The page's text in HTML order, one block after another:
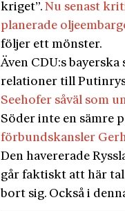
kriget”.Nu senast
planerade
följer ett mönster.
Även CDU:s
relationer till
Seehofer såväl som
Söder inte en sämre
förbundskansler
Den havererade
går faktiskt att här
bort sig. Också i